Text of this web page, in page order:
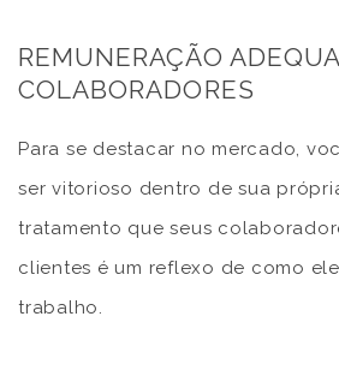
REMUNERAÇÃO
COLABORADORES
Para se destacar no mercado,
ser vitorioso dentro de sua
tratamento que seus
clientes é um reflexo de como
trabalho.